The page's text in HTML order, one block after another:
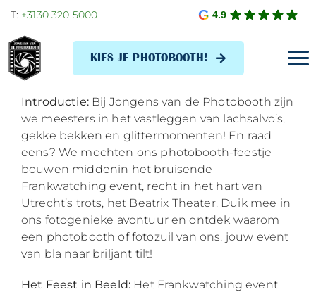
content
T: +3130 320 5000 4.9
KIES JE PHOTOBOOTH!
Introductie:Bij Jongens van de Photobooth zijn
we meesters in het vastleggen van lachsalvo’s,
gekke bekken en glittermomenten! En raad
eens? We mochten ons photobooth-feestje
bouwen middenin het bruisende
Frankwatching event, recht in het hart van
Utrecht’s trots, het Beatrix Theater. Duik mee in
ons fotogenieke avontuur en ontdek waarom
een photobooth of fotozuil van ons, jouw event
van bla naar briljant tilt!
Het Feest in Beeld: Het Frankwatching event